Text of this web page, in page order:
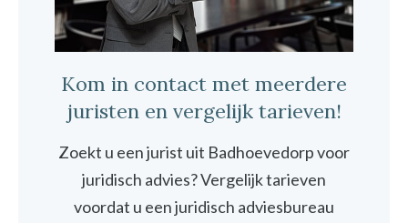
Kom in contact met meerdere
juristen en vergelijk tarieven!
Zoekt u een jurist uit Badhoevedorp voor
juridisch advies? Vergelijk tarieven
voordat u een juridisch adviesbureau